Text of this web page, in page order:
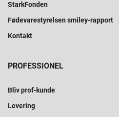
StarkFonden
Fødevarestyrelsen smiley-rapport
Kontakt
PROFESSIONEL
Bliv prof-kunde
Levering